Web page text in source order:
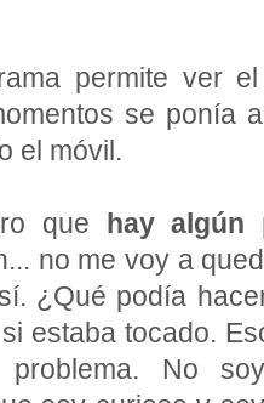
permite ver
se ponía
el móvil.
que
hay algún
no me voy a
¿Qué podía
estaba tocado.
No